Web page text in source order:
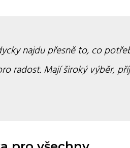
najdu přesně to, co
radost. Mají široký výběr,